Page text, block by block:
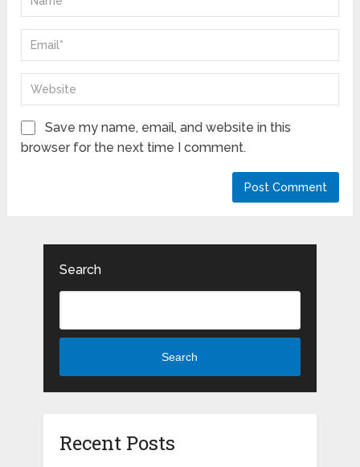
Save my name, email, and website in this
browser for the next time I comment.
Search
Search
Recent Posts